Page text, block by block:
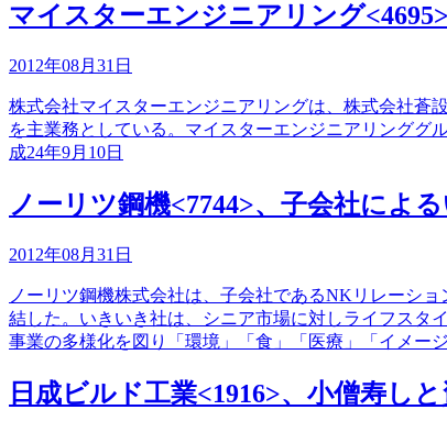
マイスターエンジニアリング
2012年08月31日
株式会社マイスターエンジニアリングは、株式会社蒼
を主業務としている。マイスターエンジニアリンググ
成24年9月10日
ノーリツ鋼機<7744>、子会社によ
2012年08月31日
ノーリツ鋼機株式会社は、子会社であるNKリレーシ
結した。いきいき社は、シニア市場に対しライフスタ
事業の多様化を図り「環境」「食」「医療」「イメー
日成ビルド工業<1916>、小僧寿し